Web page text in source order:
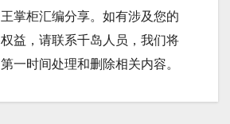
王掌柜汇编分享。如有涉及您的
权益，请联系千岛人员，我们将
第一时间处理和删除相关内容。